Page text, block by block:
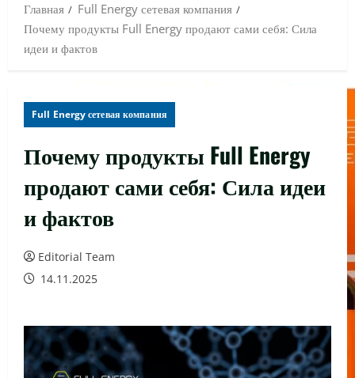
Главная
Full Energy сетевая компания
Почему продукты Full Energy продают сами себя: Сила
идеи и фактов
Full Energy сетевая компания
Почему продукты Full Energy
продают сами себя: Сила идеи
и фактов
Editorial Team
14.11.2025